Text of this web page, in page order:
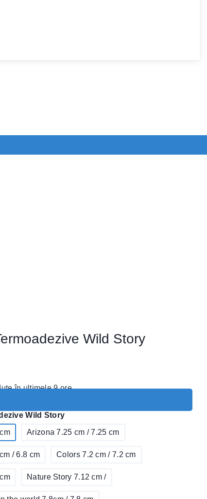
Wild Story
în ultimele 9 ore
Wild Story
Arizona 7.25 cm / 7.25 cm
/ 6.8 cm Colors 7.2 cm / 7.2 cm
Nature Story 7.12 cm /